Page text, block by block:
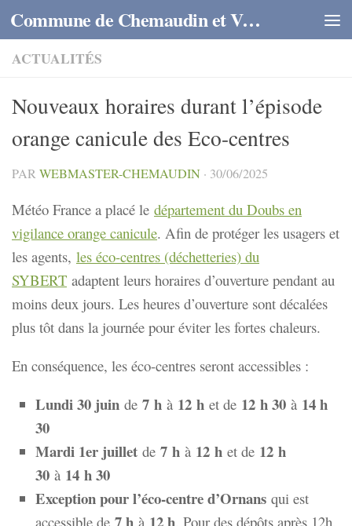
Skip to content Commune de Chemaudin et Vaux
ACTUALITÉS
Nouveaux horaires durant l’épisode
orange canicule des Eco-centres
PAR WEBMASTER-CHEMAUDIN · 30/06/2025
Météo France a placé le département du Doubs en
vigilance orange canicule. Afin de protéger les usagers et
les agents, les éco-centres (déchetteries) du
SYBERT adaptent leurs horaires d’ouverture pendant au
moins deux jours. Les heures d’ouverture sont décalées
plus tôt dans la journée pour éviter les fortes chaleurs.
En conséquence, les éco-centres seront accessibles :
Lundi 30 juin de 7 h à 12 h et de 12 h 30 à 14 h
30
Mardi 1er juillet de 7 h à 12 h et de 12 h
30 à 14 h 30
Exception pour l’éco-centre d’Ornans qui est
accessible de 7 h à 12 h. Pour des dépôts après 12h,